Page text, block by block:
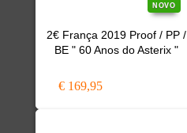
NOVO
2€ França 2019 Proof / PP /
BE " 60 Anos do Asterix "
€ 169,95